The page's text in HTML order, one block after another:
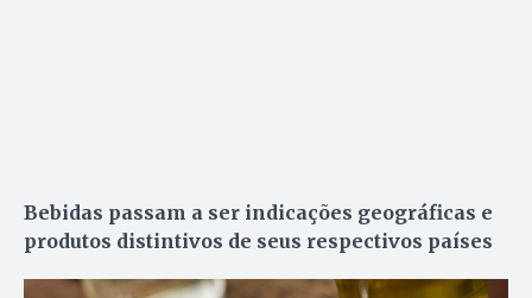
Bebidas passam a ser indicações geográficas e
produtos distintivos de seus respectivos países